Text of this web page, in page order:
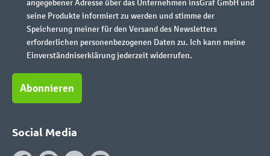
angegebener Adresse über das Unternehmen insGraf GmbH und
seine Produkte informiert zu werden und stimme der
Speicherung meiner für den Versand des Newsletters
erforderlichen personenbezogenen Daten zu. Ich kann meine
Einverständniserklärung jederzeit widerrufen.
Abonnieren
Social Media